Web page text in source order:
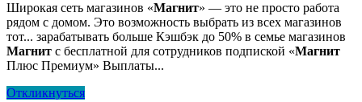
Широкая сеть магазинов «Магнит» — это не просто работа
рядом с домом. Это возможность выбрать из всех магазинов
тот... зарабатывать больше Кэшбэк до 50% в семье магазинов
Магнит с бесплатной для сотрудников подпиской «Магнит
Плюс Премиум» Выплаты...
Откликнуться